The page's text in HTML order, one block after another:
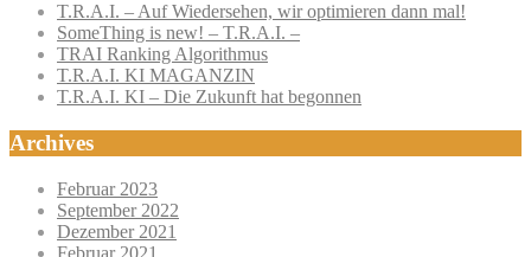
T.R.A.I. – Auf Wiedersehen, wir optimieren dann mal!
SomeThing is new! – T.R.A.I. –
TRAI Ranking Algorithmus
T.R.A.I. KI MAGANZIN
T.R.A.I. KI – Die Zukunft hat begonnen
Archives
Februar 2023
September 2022
Dezember 2021
Februar 2021